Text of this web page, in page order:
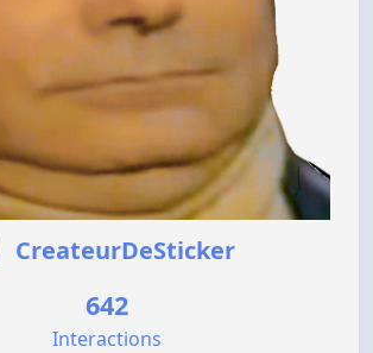
CreateurDeSticker
642
Interactions